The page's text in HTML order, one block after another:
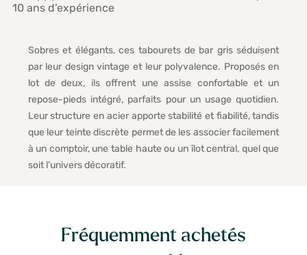
Sobres et élégants, ces tabourets de bar gris séduisent
par leur design vintage et leur polyvalence. Proposés en
lot de deux, ils offrent une assise confortable et un
repose-pieds intégré, parfaits pour un usage quotidien.
Leur structure en acier apporte stabilité et fiabilité, tandis
que leur teinte discrète permet de les associer facilement
à un comptoir, une table haute ou un îlot central, quel que
soit l’univers décoratif.
Fréquemment achetés